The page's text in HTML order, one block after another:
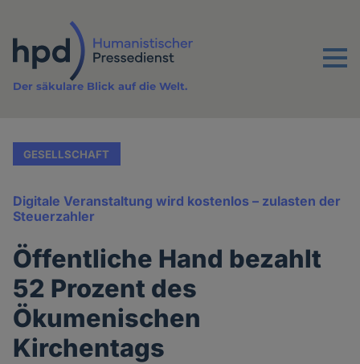
Inhalt
Menu
Der säkulare Blick auf die Welt.
GESELLSCHAFT
Digitale Veranstaltung wird kostenlos – zulasten der
Steuerzahler
Öffentliche Hand bezahlt
52 Prozent des
Ökumenischen
Kirchentags